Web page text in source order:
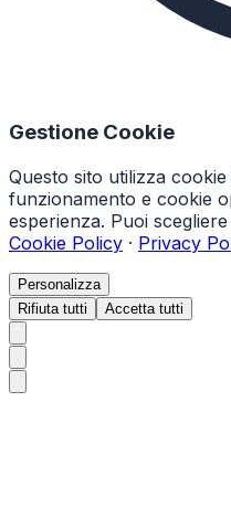
Gestione Cookie
Questo sito utilizza
funzionamento e cookie
esperienza. Puoi
Cookie Policy · Privacy
Personalizza
Rifiuta tutti
Accetta tutti